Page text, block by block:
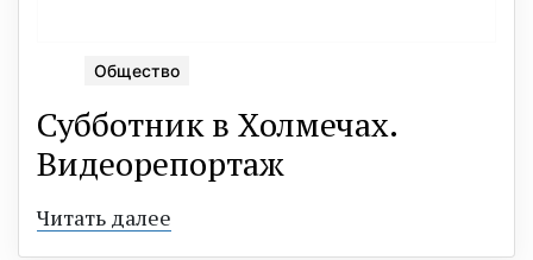
Общество
Субботник в Холмечах.
Видеорепортаж
Читать далее